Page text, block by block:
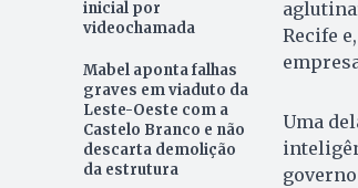
inicial por
videochamada
Mabel aponta falhas
graves em viaduto da
Leste-Oeste com a
Castelo Branco e não
descarta demolição
da estrutura
Recife
Uma